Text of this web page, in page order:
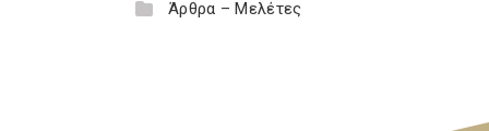
Άρθρα – Μελέτες